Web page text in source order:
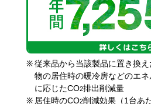
※ 従来品から当該製品に置き換
物の居住時の暖冷房などのエ
に応じたCO2排出削減量
※ 居住時のCO2削減効果（1台あ